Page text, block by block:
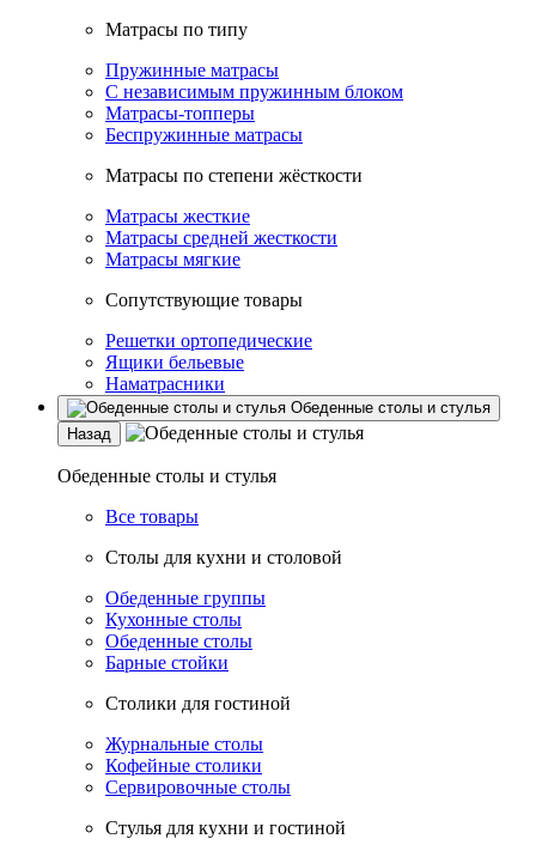
Матрасы по типу
Пружинные матрасы
С независимым пружинным блоком
Матрасы-топперы
Беспружинные матрасы
Матрасы по степени жёсткости
Матрасы жесткие
Матрасы средней жесткости
Матрасы мягкие
Сопутствующие товары
Решетки ортопедические
Ящики бельевые
Наматрасники
Обеденные столы и стулья
Назад
Обеденные столы и стулья
Все товары
Столы для кухни и столовой
Обеденные группы
Кухонные столы
Обеденные столы
Барные стойки
Столики для гостиной
Журнальные столы
Кофейные столики
Сервировочные столы
Стулья для кухни и гостиной